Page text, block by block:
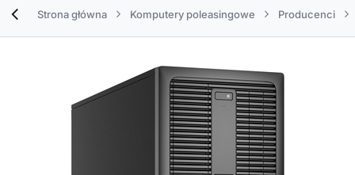
Strona główna Komputery poleasingowe Producenci